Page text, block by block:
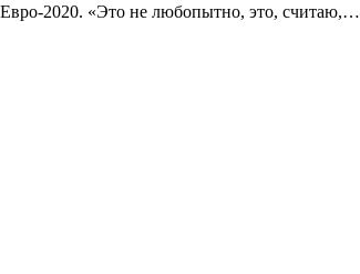
Евро-2020. «Это не любопытно, это, считаю,…